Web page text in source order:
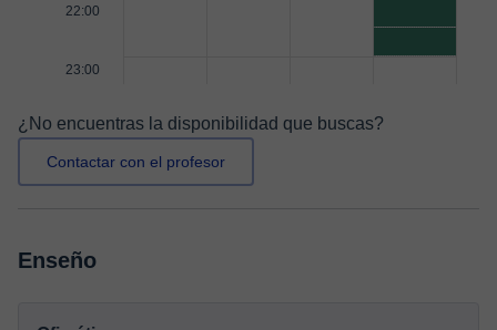
22:00
23:00
¿No encuentras la disponibilidad que buscas?
Contactar con el profesor
Enseño